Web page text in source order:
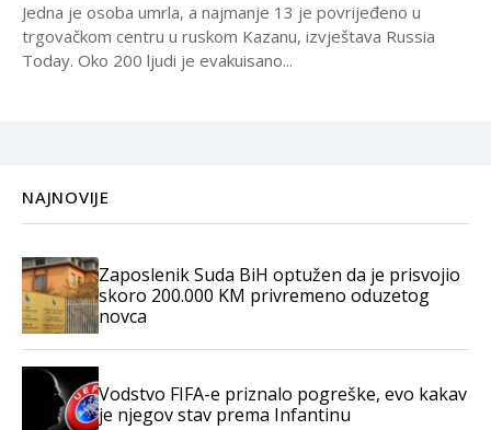
Jedna je osoba umrla, a najmanje 13 je povrijeđeno u
trgovačkom centru u ruskom Kazanu, izvještava Russia
Today. Oko 200 ljudi je evakuisano...
NAJNOVIJE
Zaposlenik Suda BiH optužen da je prisvojio
skoro 200.000 KM privremeno oduzetog
novca
Vodstvo FIFA-e priznalo pogreške, evo kakav
je njegov stav prema Infantinu